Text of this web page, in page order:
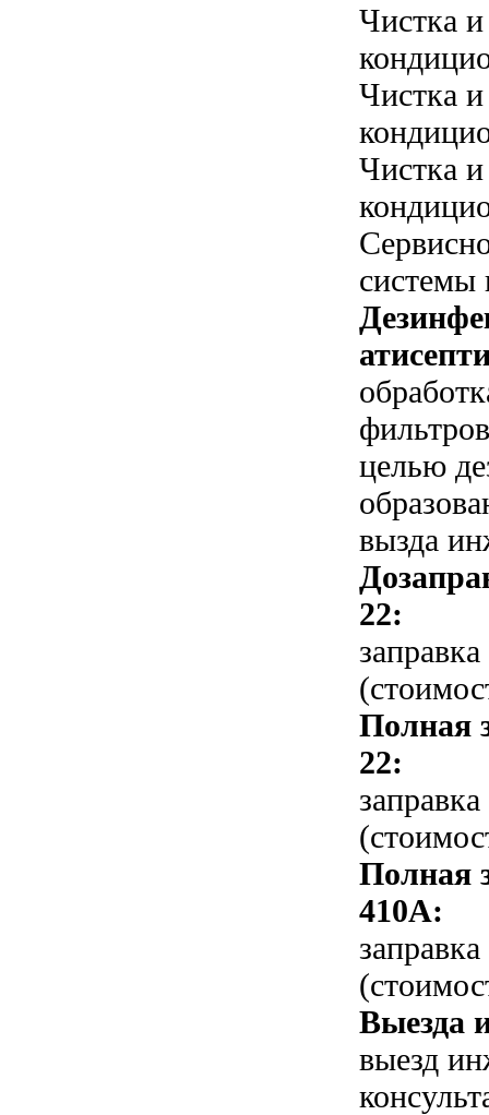
Чистка
Чистка
Чистка
системы
целью
вызда
22:
Полная
22:
Полная
410A:
Выезда
выезд